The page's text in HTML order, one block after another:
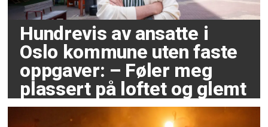
Hundrevis av ansatte i
Oslo kommune uten faste
oppgaver: – Føler meg
plassert på loftet og glemt